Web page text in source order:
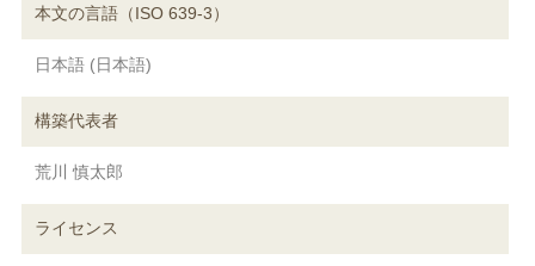
本文の言語（ISO 639-3）
日本語 (日本語)
構築代表者
荒川 慎太郎
ライセンス